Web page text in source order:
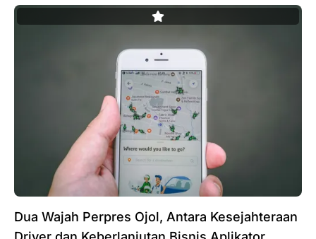
Dua Wajah Perpres Ojol, Antara Kesejahteraan